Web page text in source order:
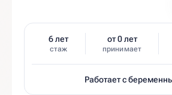
6 лет
стаж
от 0 лет
принимает
Работает с